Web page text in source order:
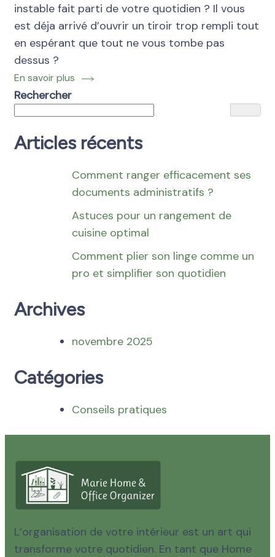
instable fait parti de votre quotidien ? Il vous
est déja arrivé d’ouvrir un tiroir trop rempli tout
en espérant que tout ne vous tombe pas
dessus ?
En savoir plus
Rechercher
Articles récents
Comment ranger efficacement ses
documents administratifs ?
Astuces pour un rangement de
cuisine optimal
Comment plier son linge comme un
pro et simplifier son quotidien
Archives
novembre 2025
Catégories
Conseils pratiques
L’organisation de votre intérieur est un art qui
transforme votre quotidien. En tant que Home